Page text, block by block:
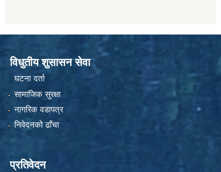
विधुतीय शुसासन सेवा
घटना दर्ता
सामाजिक सुरक्षा
नागरिक वडापत्र
निवेदनको ढाँचा
प्रतिवेदन